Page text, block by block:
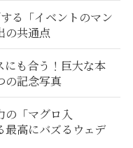
る「イベントのマン
の共通点
にも合う！巨大な本
の記念写真
の「マグロ入
最高にバズるウェデ